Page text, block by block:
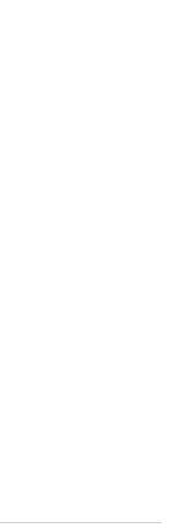
použití